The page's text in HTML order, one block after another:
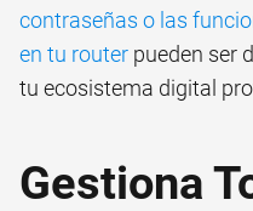
contraseñas o las
en tu router pueden ser
tu ecosistema digital
Gestiona